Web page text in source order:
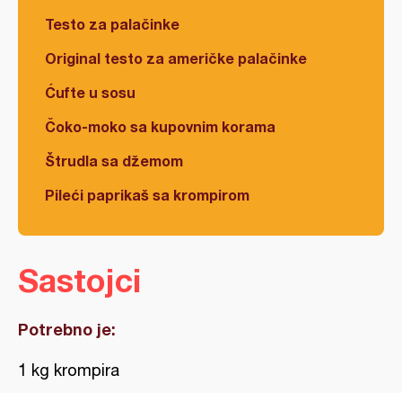
Testo za palačinke
Original testo za američke palačinke
Ćufte u sosu
Čoko-moko sa kupovnim korama
Štrudla sa džemom
Pileći paprikaš sa krompirom
Sastojci
Potrebno je:
1 kg krompira